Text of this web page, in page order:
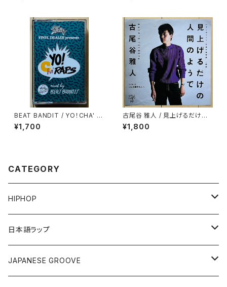
BEAT BANDIT / YO！CHA' R
APS
¥1,700
古尾谷 雅人 / 見上げるだけの
人間のようで
¥1,800
CATEGORY
HIPHOP
12"/7"
80'S OLD SCHOOL
LP
日本語ラップ
12"/7"
JAPANESE GROOVE